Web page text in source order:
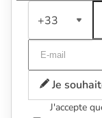
+33
Je
J'accepte